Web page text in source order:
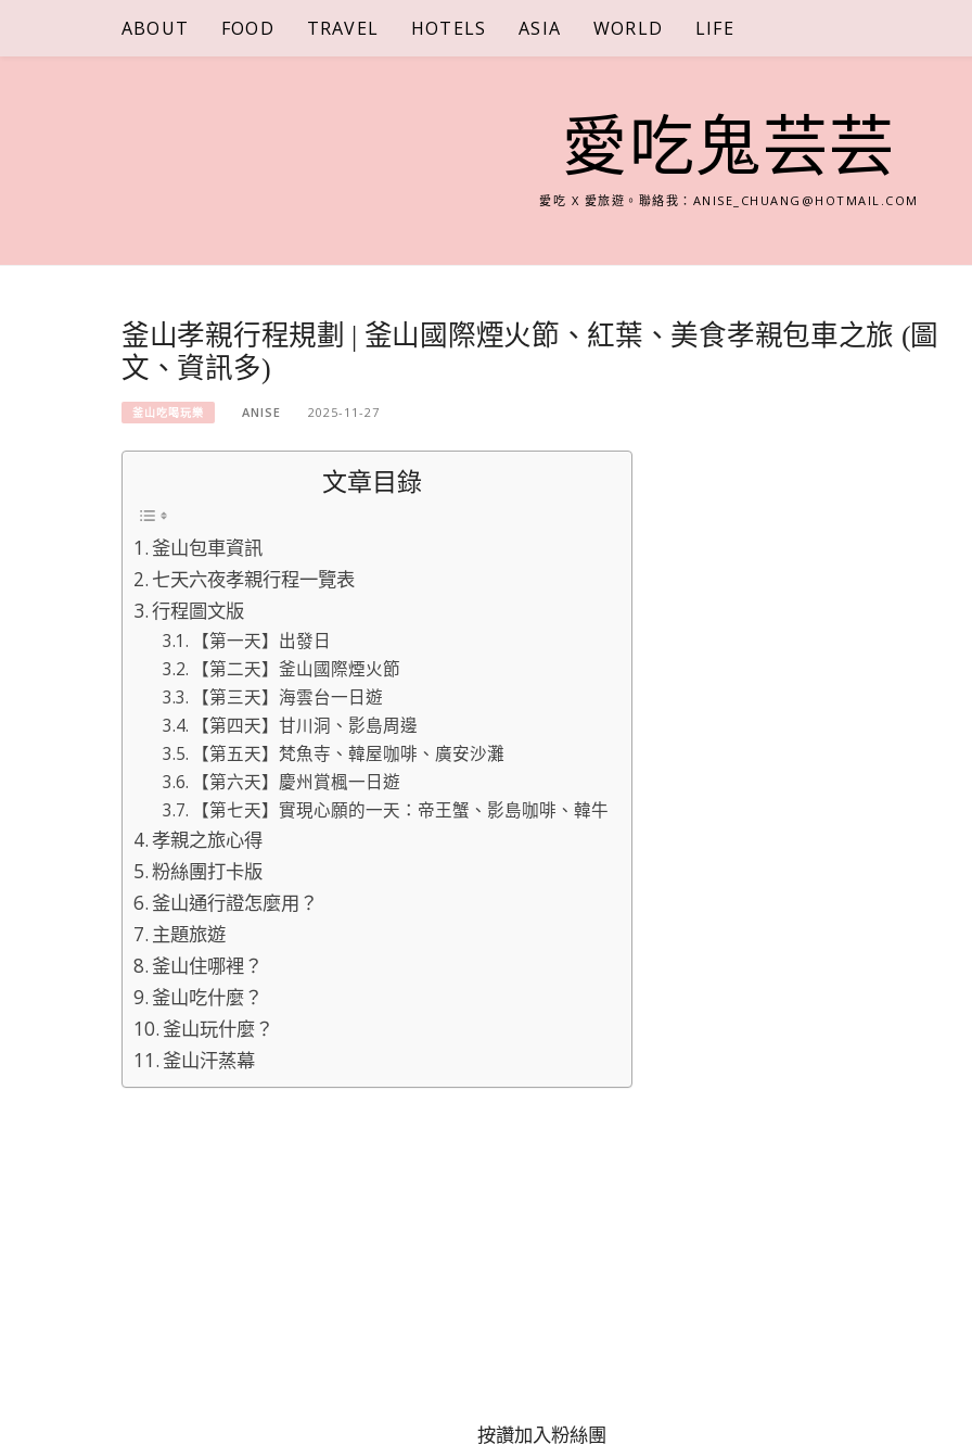
content
ABOUT FOOD TRAVEL HOTELS ASIA WORLD LIFE
愛吃鬼芸芸
愛吃 X 愛旅遊。聯絡我： ANISE_CHUANG@HOTMAIL.COM
釜山孝親行程規劃 | 釜山國際煙火節、紅葉、美食孝親包車之旅 (圖
文、資訊多)
釜山吃喝玩樂 ANISE 2025-11-27
文章目錄
釜山包車資訊
七天六夜孝親行程一覽表
行程圖文版
【第一天】出發日
【第二天】釜山國際煙火節
【第三天】海雲台一日遊
【第四天】甘川洞、影島周邊
【第五天】梵魚寺、韓屋咖啡、廣安沙灘
【第六天】慶州賞楓一日遊
【第七天】實現心願的一天：帝王蟹、影島咖啡、韓牛
孝親之旅心得
粉絲團打卡版
釜山通行證怎麼用？
主題旅遊
釜山住哪裡？
釜山吃什麼？
釜山玩什麼？
釜山汗蒸幕
按讚加入粉絲團